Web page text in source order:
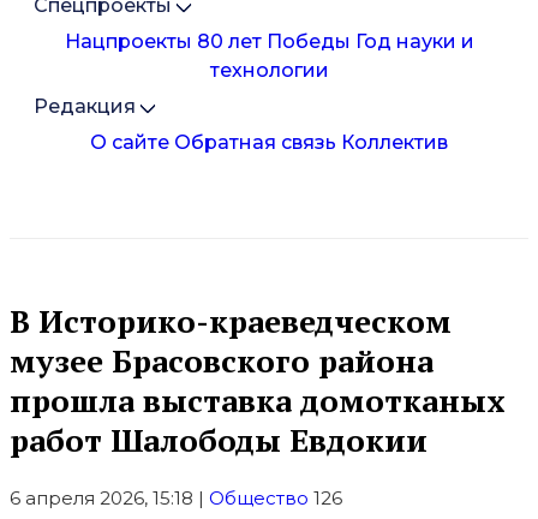
Спецпроекты
Нацпроекты 80 лет Победы Год науки и
технологии
Редакция
О сайте Обратная связь Коллектив
В Историко-краеведческом
музее Брасовского района
прошла выставка домотканых
работ Шалободы Евдокии
6 апреля 2026, 15:18 | Общество 126